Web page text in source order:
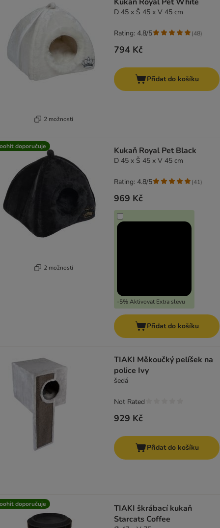
2 možností
D 45 x Š 45 x V 45 cm
794 Kč
Rating: 4.8/5 (48)
Přidat do košíku
doporučuje
2 možností
Kukaň Royal Pet Black
D 45 x Š 45 x V 45 cm
969 Kč
-5% Aktivovat Extra slevu
Rating: 4.8/5 (41)
Přidat do košíku
TIAKI Měkoučký pelíšek na
police Ivy
šedá
929 Kč
Not Rated
Přidat do košíku
doporučuje
TIAKI škrábací kukaň
Starcats Coffee